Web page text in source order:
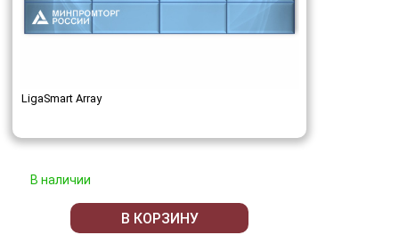
LigaSmart Array
В наличии
В КОРЗИНУ